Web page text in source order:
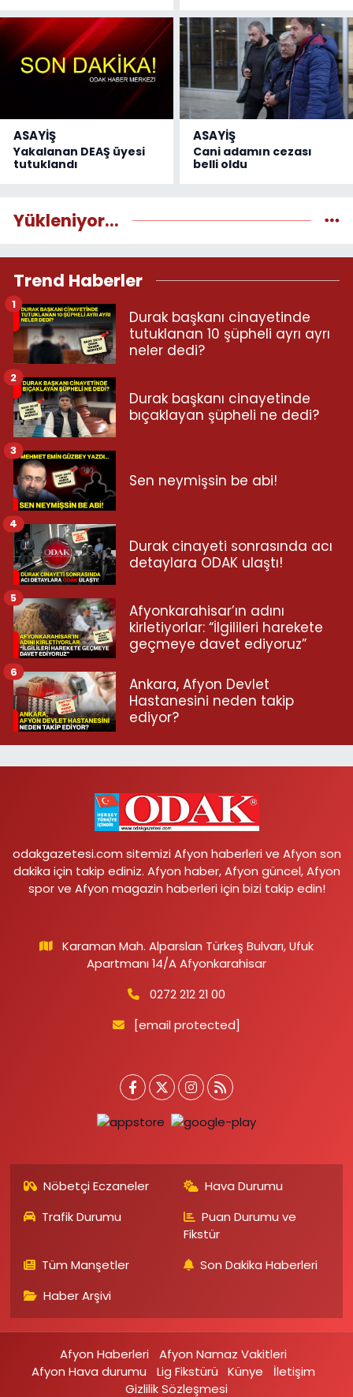
ASAYİŞ
Yakalanan DEAŞ üyesi
tutuklandı
ASAYİŞ
Cani adamın cezası
belli oldu
Yükleniyor...
Trend Haberler
Durak başkanı cinayetinde
tutuklanan 10 şüpheli ayrı ayrı
neler dedi?
1
Durak başkanı cinayetinde
bıçaklayan şüpheli ne dedi?
2
Sen neymişsin be abi!
3
Durak cinayeti sonrasında acı
detaylara ODAK ulaştı!
4
Afyonkarahisar’ın adını
kirletiyorlar: “İlgilileri harekete
geçmeye davet ediyoruz”
5
Ankara, Afyon Devlet
Hastanesini neden takip
ediyor?
6
odakgazetesi.com sitemizi Afyon haberleri ve Afyon son
dakika için takip ediniz. Afyon haber, Afyon güncel, Afyon
spor ve Afyon magazin haberleri için bizi takip edin!
Karaman Mah. Alparslan Türkeş Bulvarı, Ufuk
Apartmanı 14/A Afyonkarahisar
0272 212 21 00
[email protected]
Nöbetçi Eczaneler
Hava Durumu
Trafik Durumu
Puan Durumu ve
Fikstür
Tüm Manşetler
Son Dakika Haberleri
Haber Arşivi
Afyon Haberleri
Afyon Namaz Vakitleri
Afyon Hava durumu
Lig Fikstürü Künye
İletişim
Gizlilik Sözleşmesi